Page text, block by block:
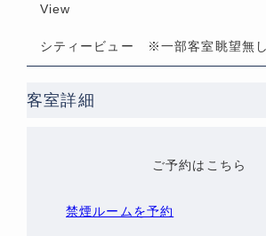
View
シティービュー ※一部客室眺望無し
客室詳細
ご予約はこちら
禁煙ルームを予約